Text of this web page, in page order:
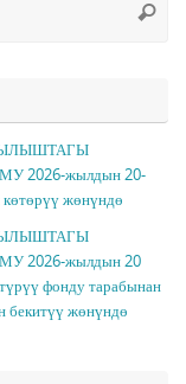
Поиск
2026-жылдын 20-
жөнүндө
2026-жылдын 20
фонду тарабынан
бекитүү жөнүндө